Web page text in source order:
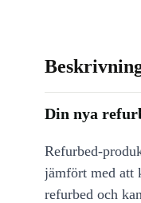
Din nya
Refurbed-
jämfört med att
refurbed och